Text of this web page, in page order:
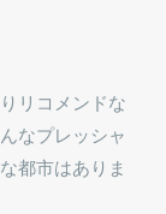
リコメンドな
なプレッシャ
都市はありま